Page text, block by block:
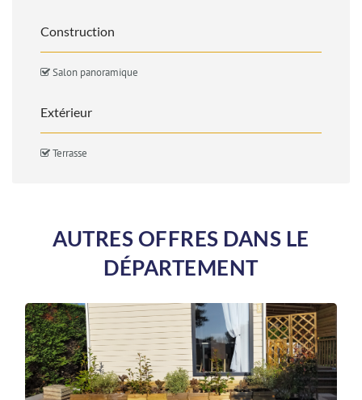
Construction
Salon panoramique
Extérieur
Terrasse
AUTRES OFFRES DANS LE
DÉPARTEMENT